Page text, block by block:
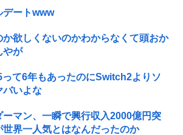
デートwww
か欲しくないのかわからなくて頭おか
やが
て6年もあったのにSwitch2よりソ
バいよな
ーマン、一瞬で興行収入2000億円突
界一人気とはなんだったのか